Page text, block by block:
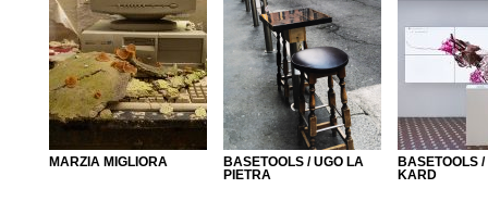
MARZIA MIGLIORA
BASETOOLS / UGO LA
PIETRA
BASETOOLS
KARD